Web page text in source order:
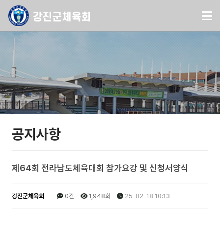
공지사항
제64회 전라남도체육대회 참가요강 및 신청서양식
강진군체육회 0건 1,948회 25-02-18 10:13